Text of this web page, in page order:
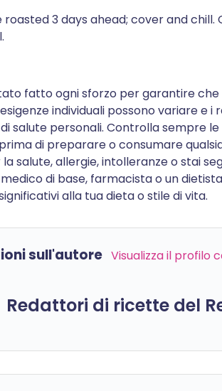
roasted 3 days ahead; cover and chill.
fatto ogni sforzo per garantire
individuali possono variare e
salute personali. Controlla sempre
di preparare o consumare
salute, allergie, intolleranze o stai
di base, farmacista o un
alla tua dieta o stile di vita.
sull'autore Visualizza il profilo
Redattori di ricette del